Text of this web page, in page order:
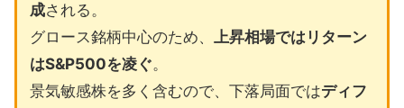
成される。
グロース銘柄中心のため、 上昇相場ではリターン
はS&P500を凌ぐ。
景気敏感株を多く含むので、下落局面ではディフ